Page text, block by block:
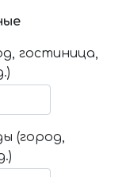
гостиница,
(город,